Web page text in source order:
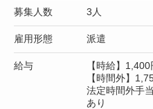
募集人数 3人
雇用形態 派遣
給与
【時給】
【時間外】
法定時間外手
あり